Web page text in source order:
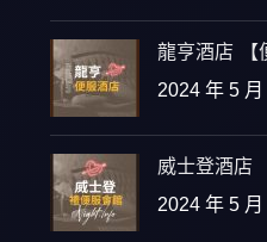
龍亨酒店 【
2024 年 5 月
威士登酒店
2024 年 5 月